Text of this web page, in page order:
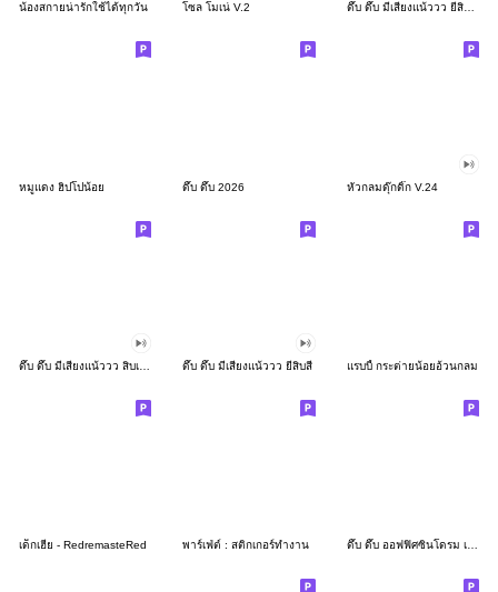
น้องสกายน่ารักใช้ได้ทุกวัน โซล โมเน่ V.2 ดึ๊บ ดึ๊บ มีเสียงแน้ววว ยี่สิบสอง
หมูแดง ฮิปโปน้อย ดึ๊บ ดึ๊บ 2026 หัวกลมดุ๊กดิ๊ก V.24
ดึ๊บ ดึ๊บ มีเสียงแน้ววว ยี่สิบสี่ แรบบี้ กระต่ายน้อยอ้วนกลม
เด็กเฮีย - RedremasteRed พาร์เฟ่ต์ : สติกเกอร์ทำงาน ดึ๊บ ดึ๊บ ออฟฟิศซินโดรม เจ็ด